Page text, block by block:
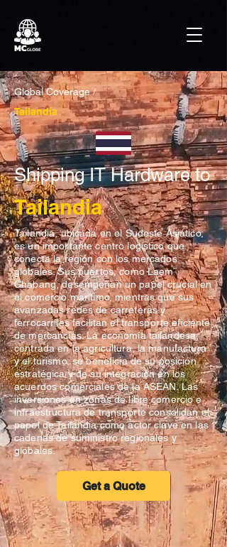
Global Coverage /
Tailandia
Shipping IT Hardware to
Tailandia
Tailandia, ubicada en el Sudeste Asiático,
es un importante centro logístico que
conecta la región con los mercados
globales. Sus puertos, como Laem
Chabang, desempeñan un papel crucial en
el comercio marítimo, mientras que sus
avanzadas redes de carreteras y
ferrocarriles facilitan el transporte eficiente
de mercancías. La economía tailandesa,
centrada en la agricultura, la manufactura
y el turismo, se beneficia de su posición
estratégica y de su integración en los
acuerdos comerciales de la ASEAN. Las
inversiones en zonas de libre comercio e
infraestructura de transporte consolidan el
papel de Tailandia como actor clave en las
cadenas de suministro regionales y
globales.
Get a Quote